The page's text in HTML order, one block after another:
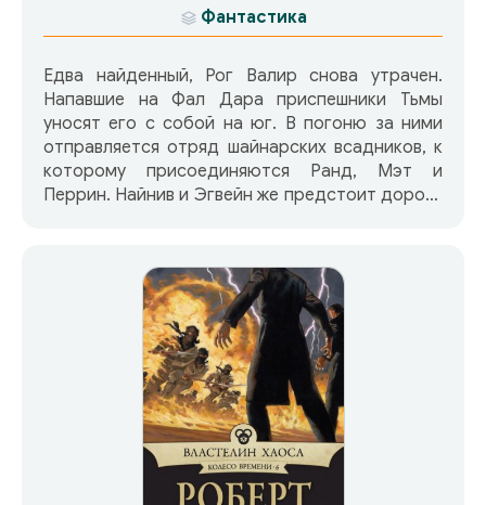
Фантастика
Едва найденный, Рог Валир снова утрачен.
Напавшие на Фал Дара приспешники Тьмы
уносят его с собой на юг. В погоню за ними
отправляется отряд шайнарских всадников, к
которому присоединяются Ранд, Мэт и
Перрин. Найнив и Эгвейн же предстоит дорога
временем все свидетельствует о том, что
главные потрясения для мира еще впереди.
Впервые за двадцать лет айильцев видят вне
пределов их пустыни, а на западе континента
высаживаются таинственные иноземцы, по
слухам — потомки воинов Артура Ястребиное